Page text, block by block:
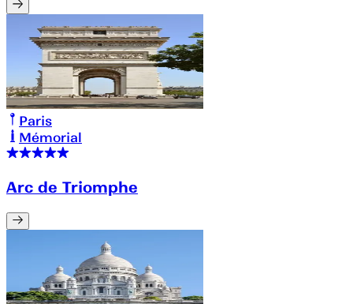
Paris
Mémorial
Arc de Triomphe